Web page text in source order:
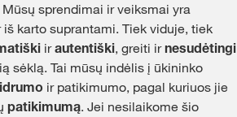
sprendimai ir veiksmai yra
iš karto suprantami. Tiek viduje, tiek
irautentiški, greiti irnesudėtingi
sėklą. Tai mūsų indėlis į ūkininko
ir patikimumo, pagal kuriuos jie
patikimumą. Jei nesilaikome šio